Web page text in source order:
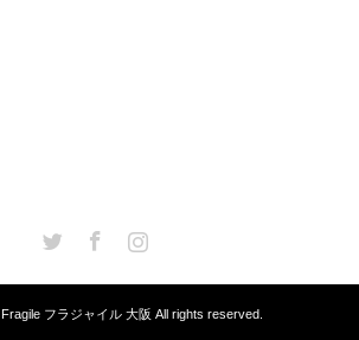
Twitter Facebook
Fragile フラジャイル 大阪 All rights reserved.